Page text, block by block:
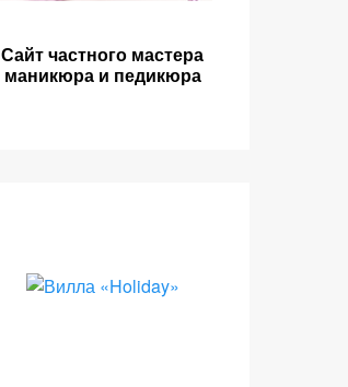
Сайт частного мастера
маникюра и педикюра